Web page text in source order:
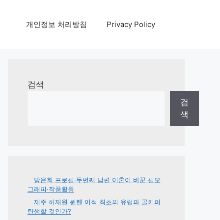
개인정보 처리방침 Privacy Policy
검색
검
색
방은희 프로필·두번째 남편 이혼이 바꾼 필모
그래피·작품활동
제주 허재원 뮌헨 이적 최초의 유럽파 골키퍼
탄생할 것인가?